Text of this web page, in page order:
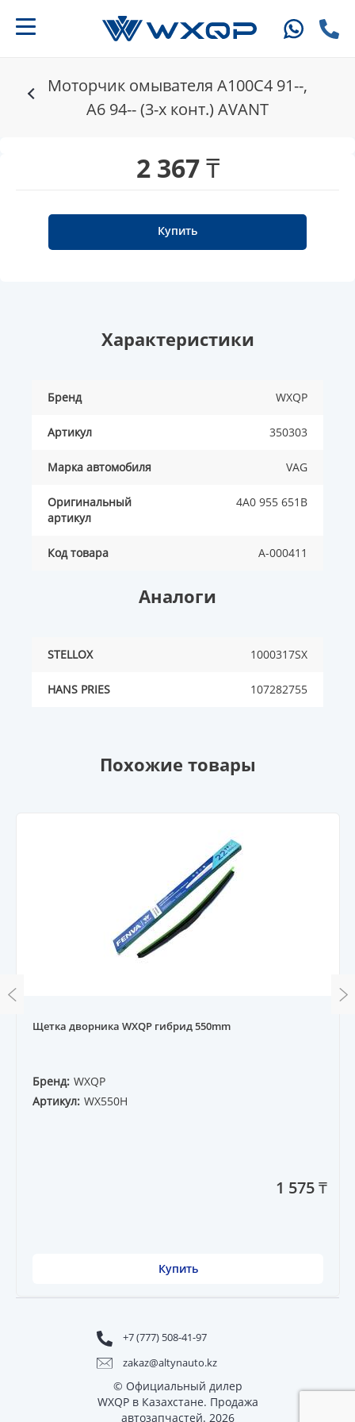
Моторчик омывателя A100C4 91--,
A6 94-- (3-х конт.) AVANT
2 367 ₸
Купить
Характеристики
Бренд WXQP
Артикул 350303
Марка автомобиля VAG
Оригинальный
артикул
4A0 955 651B
Код товара A-000411
Аналоги
STELLOX 1000317SX
HANS PRIES 107282755
Похожие товары
Щетка дворника WXQP гибрид 550mm
Бренд: WXQP
Артикул: WX550H
1 575 ₸
Купить
+7 (777) 508-41-97
zakaz@altynauto.kz
© Официальный дилер
WXQP в Казахстане. Продажа
автозапчастей. 2026